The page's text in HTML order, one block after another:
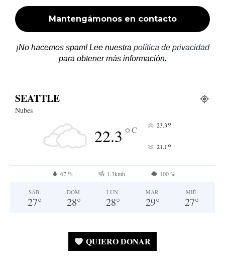
¡No hacemos spam! Lee nuestra política de privacidad
para obtener más información.
SEATTLE
Nubes
22.3°C 23.3°
21.1°
67 % 1.3kmh 100 %
SÁB
27°
DOM
28°
LUN
28°
MAR
29°
MIÉ
27°
QUIERO DONAR